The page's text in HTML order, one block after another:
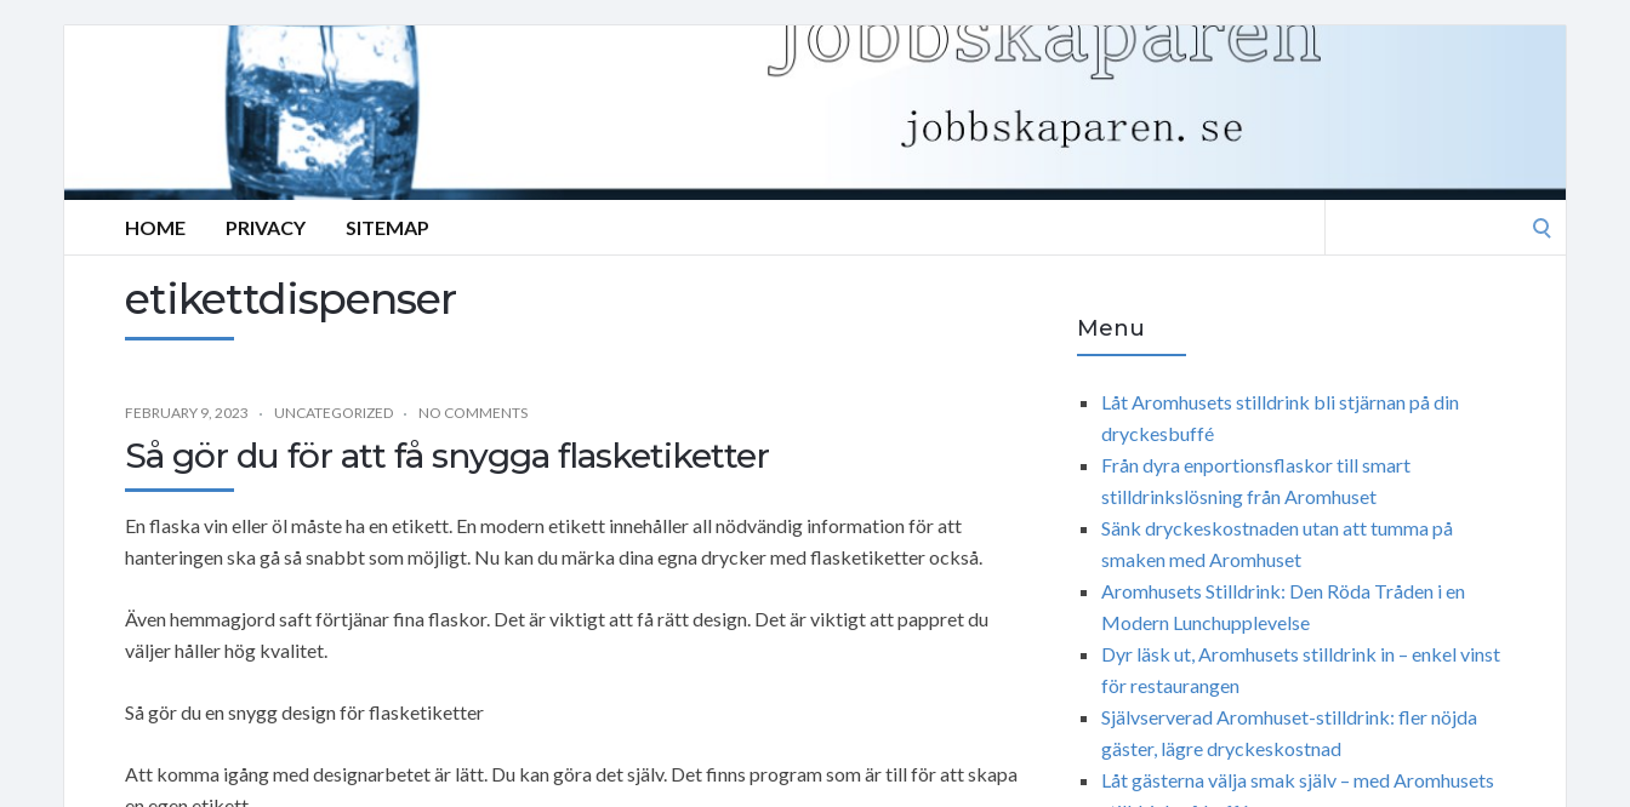
HOME PRIVACY SITEMAP
etikettdispenser
FEBRUARY 9, 2023 UNCATEGORIZED NO COMMENTS
Så gör du för att få snygga flasketiketter
En flaska vin eller öl måste ha en etikett. En modern etikett innehåller all nödvändig information för att
hanteringen ska gå så snabbt som möjligt. Nu kan du märka dina egna drycker med flasketiketter också.
Även hemmagjord saft förtjänar fina flaskor. Det är viktigt att få rätt design. Det är viktigt att pappret du
väljer håller hög kvalitet.
Så gör du en snygg design för flasketiketter
Att komma igång med designarbetet är lätt. Du kan göra det själv. Det finns program som är till för att skapa
Menu
Låt Aromhusets stilldrink bli stjärnan på din
dryckesbuffé
Från dyra enportionsflaskor till smart
stilldrinkslösning från Aromhuset
Sänk dryckeskostnaden utan att tumma på
smaken med Aromhuset
Aromhusets Stilldrink: Den Röda Tråden i en
Modern Lunchupplevelse
Dyr läsk ut, Aromhusets stilldrink in – enkel vinst
för restaurangen
Självserverad Aromhuset-stilldrink: fler nöjda
gäster, lägre dryckeskostnad
Låt gästerna välja smak själv – med Aromhusets